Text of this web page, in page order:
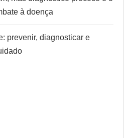
à doença
prevenir, diagnosticar e